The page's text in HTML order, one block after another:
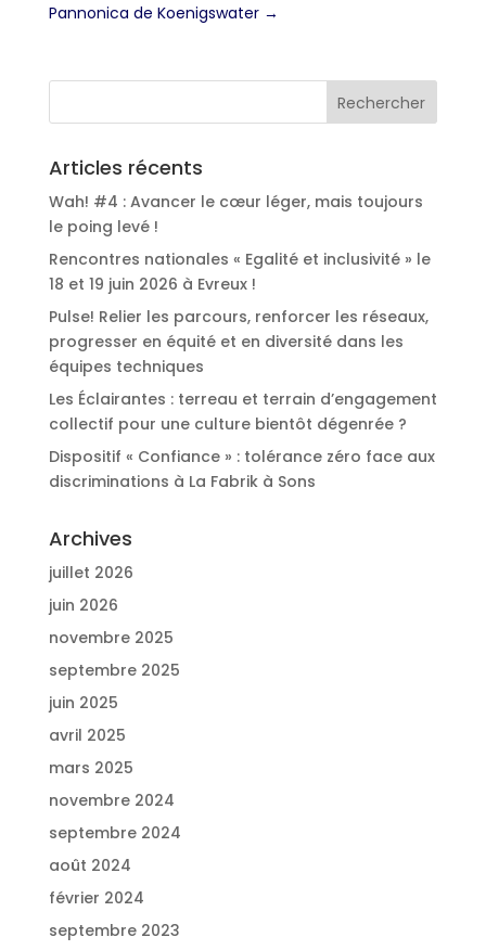
Pannonica de Koenigswater →
Articles récents
Wah! #4 : Avancer le cœur léger, mais toujours
le poing levé !
Rencontres nationales « Egalité et inclusivité » le
18 et 19 juin 2026 à Evreux !
Pulse! Relier les parcours, renforcer les réseaux,
progresser en équité et en diversité dans les
équipes techniques
Les Éclairantes : terreau et terrain d’engagement
collectif pour une culture bientôt dégenrée ?
Dispositif « Confiance » : tolérance zéro face aux
discriminations à La Fabrik à Sons
Archives
juillet 2026
juin 2026
novembre 2025
septembre 2025
juin 2025
avril 2025
mars 2025
novembre 2024
septembre 2024
août 2024
février 2024
septembre 2023